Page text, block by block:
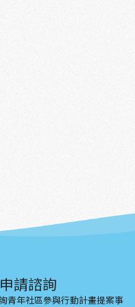
請諮詢
青年社區參與行動計畫提案事